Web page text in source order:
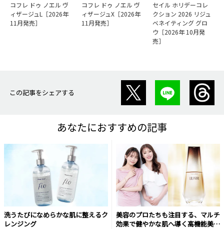
コフレ ドゥ ノエル ヴ
ィザージュL［2026年
11月発売］
コフレ ドゥ ノエル ヴ
ィザージュX［2026年
11月発売］
セイル ホリデーコレ
クション 2026 リジュ
ベネイティング グロ
ウ［2026年 10月発
売］
この記事をシェアする
あなたにおすすめの記事
洗うたびになめらかな肌に整えるク
レンジング
美容のプロたちも注目する、マルチ
効果で健やかな肌へ導く高機能美容